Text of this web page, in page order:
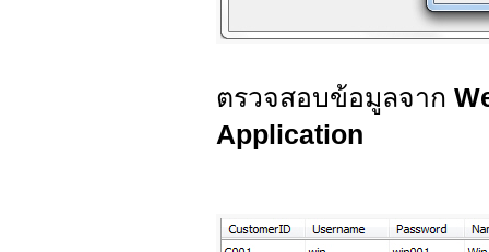
ตรวจสอบข้อมูลจาก
Application